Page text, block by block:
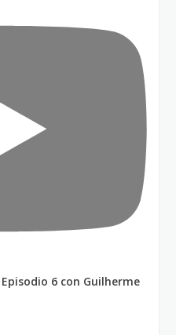
6 con Guilherme